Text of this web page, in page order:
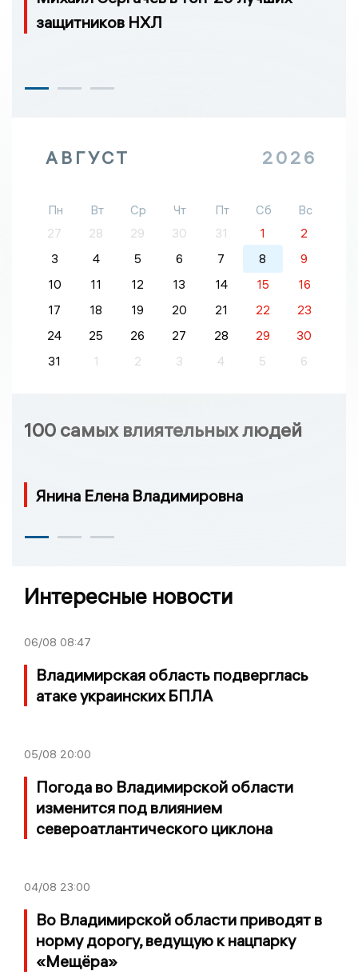
защитников НХЛ
АВГУСТ 2026
Пн Вт Ср Чт Пт Сб
Вс
27
28 29 30 31 1
2
3
4 5 6 7 8
9
10
11 12 13 14 15
16
17
18 19 20 21 22
23
24
25 26 27 28 29
30
31
1 2 3 4 5 6
100 самых влиятельных людей
Янина Елена Владимировна
Интересные новости
06/08 08:47
Владимирская область подверглась
атаке украинских БПЛА
05/08 20:00
Погода во Владимирской области
изменится под влиянием
североатлантического циклона
04/08 23:00
Во Владимирской области приводят в
норму дорогу, ведущую к нацпарку
«Мещёра»